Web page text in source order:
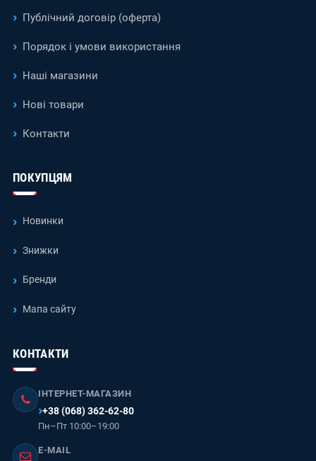
Публічний договір (оферта)
Порядок і умови використання
Наші магазини
Нові товари
Контакти
ПОКУПЦЯМ
Новинки
Знижки
Бренди
Мапа сайту
КОНТАКТИ
ІНТЕРНЕТ-МАГАЗИН
+38 (068) 362-62-80
Пн–Пт 10:00–19:00
E-MAIL